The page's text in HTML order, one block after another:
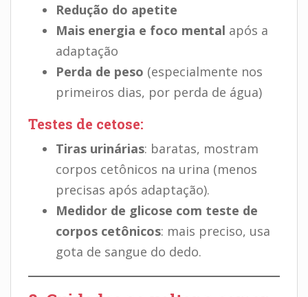
Redução do apetite
Mais energia e foco mental após a
adaptação
Perda de peso (especialmente nos
primeiros dias, por perda de água)
Testes de cetose:
Tiras urinárias: baratas, mostram
corpos cetônicos na urina (menos
precisas após adaptação).
Medidor de glicose com teste de
corpos cetônicos: mais preciso, usa
gota de sangue do dedo.